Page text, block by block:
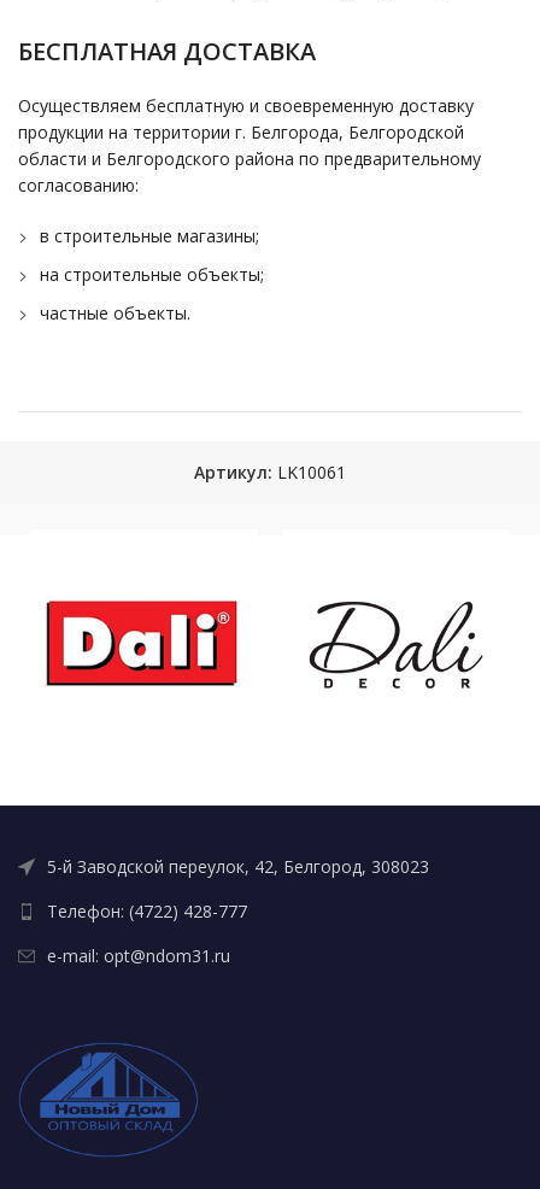
БЕСПЛАТНАЯ ДОСТАВКА
Осуществляем бесплатную и своевременную доставку
продукции на территории г. Белгорода, Белгородской
области и Белгородского района по предварительному
согласованию:
в строительные магазины;
на строительные объекты;
частные объекты.
Артикул: LK10061
5-й Заводской переулок, 42, Белгород, 308023
Телефон: (4722) 428-777
e-mail: opt@ndom31.ru